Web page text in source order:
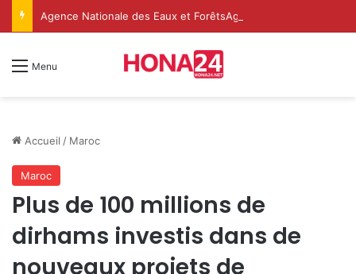
Menu
Accueil / Maroc
Maroc
Plus de 100 millions de
dirhams investis dans de
nouveaux projets de